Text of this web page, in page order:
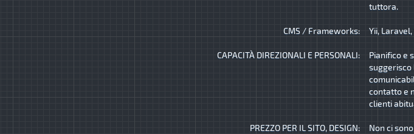
tuttora.
CMS / Frameworks: Yii,
CAPACITÀ DIREZIONALI E PERSONALI:
Pianifico e
suggerisco
contatto e
clienti
PREZZO PER IL SITO, DESIGN:
Non ci